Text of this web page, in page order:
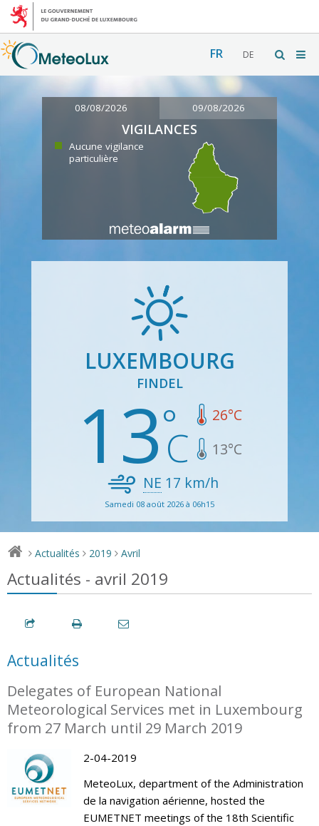
FR DE
08/08/2026 09/08/2026
VIGILANCES
Aucune vigilance
particulière
LUXEMBOURG
FINDEL
13 26°C
13°C
NE 17 km/h
Samedi 08 août 2026 à 06h15
> Actualités > 2019 > Avril
Actualités - avril 2019
Actualités
Delegates of European National
Meteorological Services met in Luxembourg
from 27 March until 29 March 2019
2-04-2019
MeteoLux, department of the Administration
de la navigation aérienne, hosted the
EUMETNET meetings of the 18th Scientific